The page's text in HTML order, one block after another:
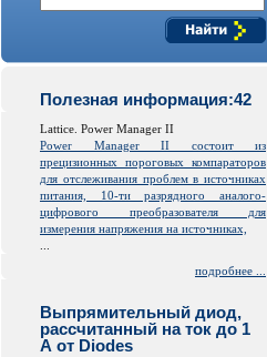
Полезная информация:42
Lattice. Power Manager II
Power Manager II состоит из
прецизионных пороговых компараторов
для отслеживания проблем в источниках
питания, 10-ти разрядного аналого-
цифрового преобразователя для
измерения напряжения на источниках,
подробнее ...
Выпрямительный диод,
рассчитанный на ток до 1
А от Diodes